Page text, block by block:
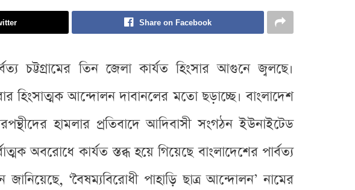
Share on Facebook
চট্টগ্রামের তিন জেলা কার্যত হিংসার আগুনে জ্বলছে।
হিংসাত্মক আন্দোলন দাবানলের মতো ছড়াচ্ছে। বাংলাদেশ
হামলার প্রতিবাদে আদিবাসী সংগঠন ইউনাইটেড
অবরোধে কার্যত স্তব্ধ হয়ে গিয়েছে বাংলাদেশের পার্বত্য
‘বৈষম্যবিরোধী পাহাড়ি ছাত্র আন্দোলন’ নামের